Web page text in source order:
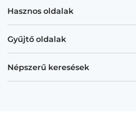
Hasznos oldalak
Gyűjtő oldalak
Népszerű keresések